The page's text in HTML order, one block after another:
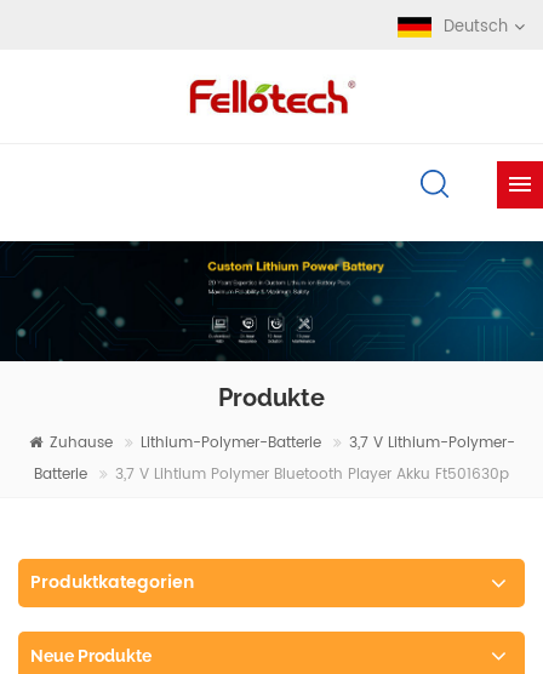
Deutsch
Produkte
Zuhause Lithium-Polymer-Batterie
3,7 V Lithium-Polymer-
Batterie
3,7 V Lihtium Polymer Bluetooth Player Akku Ft501630p
Produktkategorien
Neue Produkte